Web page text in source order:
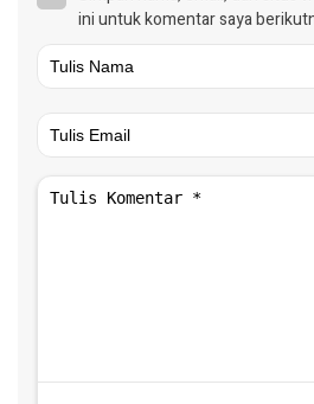
ini untuk komentar saya